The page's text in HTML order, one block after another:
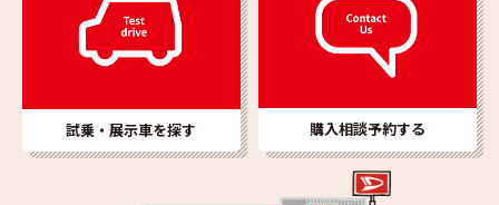
試乗・展示車を探す 購入相談予約する